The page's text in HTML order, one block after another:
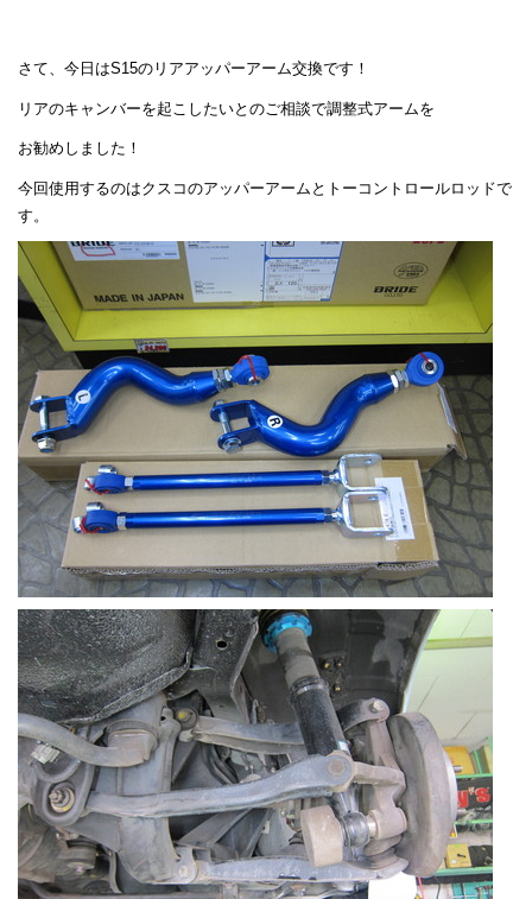
さて、今日はS15のリアアッパーアーム交換です！
リアのキャンバーを起こしたいとのご相談で調整式アームを
お勧めしました！
今回使用するのはクスコのアッパーアームとトーコントロールロッドで
す。